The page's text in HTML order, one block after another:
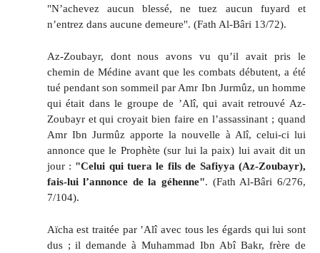
"N’achevez aucun blessé, ne tuez aucun fuyard et
n’entrez dans aucune demeure". (Fath Al-Bâri 13/72).
Az-Zoubayr, dont nous avons vu qu’il avait pris le
chemin de Médine avant que les combats débutent, a été
tué pendant son sommeil par Amr Ibn Jurmûz, un homme
qui était dans le groupe de ’Alî, qui avait retrouvé Az-
Zoubayr et qui croyait bien faire en l’assassinant ; quand
Amr Ibn Jurmûz apporte la nouvelle à Alî, celui-ci lui
annonce que le Prophète (sur lui la paix) lui avait dit un
jour : "Celui qui tuera le fils de Safiyya (Az-Zoubayr),
fais-lui l’annonce de la géhenne". (Fath Al-Bâri 6/276,
7/104).
Aïcha est traitée par ’Alî avec tous les égards qui lui sont
dus ; il demande à Muhammad Ibn Abî Bakr, frère de